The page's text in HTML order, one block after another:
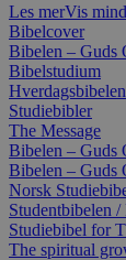
Les merVis
Bibelcover
Bibelen – Guds
Bibelstudium
Hverdagsbibelen
Studiebibler
The Message
Bibelen – Guds
Bibelen – Guds
Norsk
Studentbibelen
Studiebibel for
The spiritual